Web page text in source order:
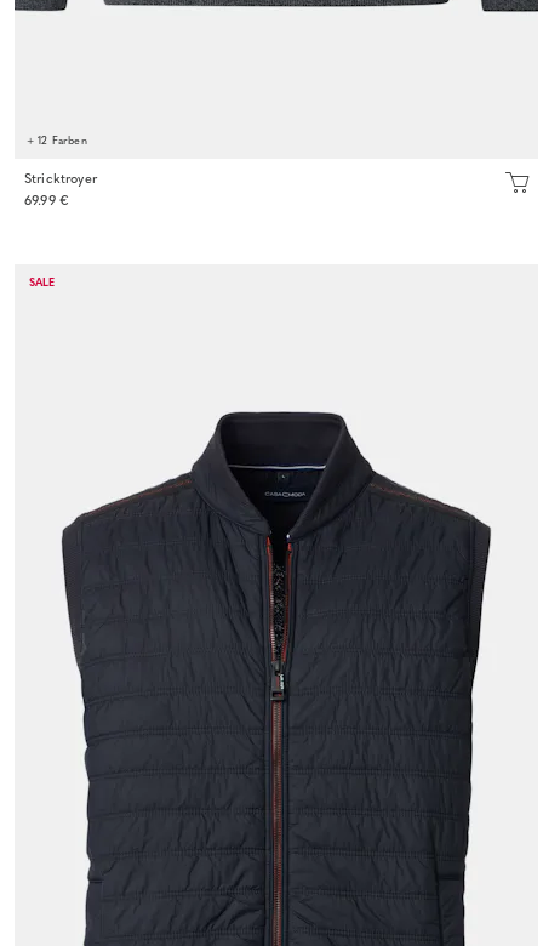
+ 12 Farben
Stricktroyer
69.99 €
SALE